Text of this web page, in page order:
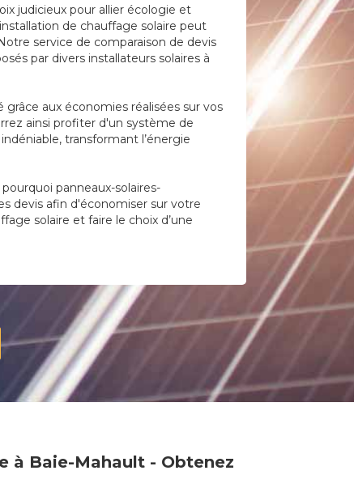
judicieux pour allier écologie et
de chauffage solaire peut
service de comparaison de devis
par divers installateurs solaires à
aux économies réalisées sur vos
ainsi profiter d'un système de
transformant l’énergie
panneaux-solaires-
devis afin d'économiser sur votre
solaire et faire le choix d’une
à Baie-Mahault - Obtenez